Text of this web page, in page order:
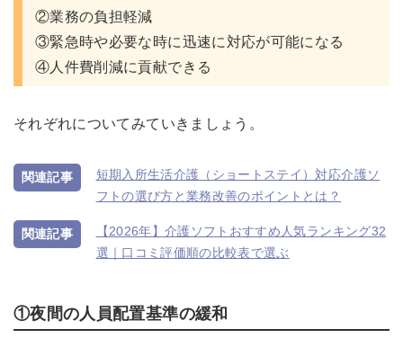
②業務の負担軽減
③緊急時や必要な時に迅速に対応が可能になる
④人件費削減に貢献できる
それぞれについてみていきましょう。
短期入所生活介護（ショートステイ）対応介護ソ
フトの選び方と業務改善のポイントとは？
【2026年】介護ソフトおすすめ人気ランキング32
選｜口コミ評価順の比較表で選ぶ
①夜間の人員配置基準の緩和